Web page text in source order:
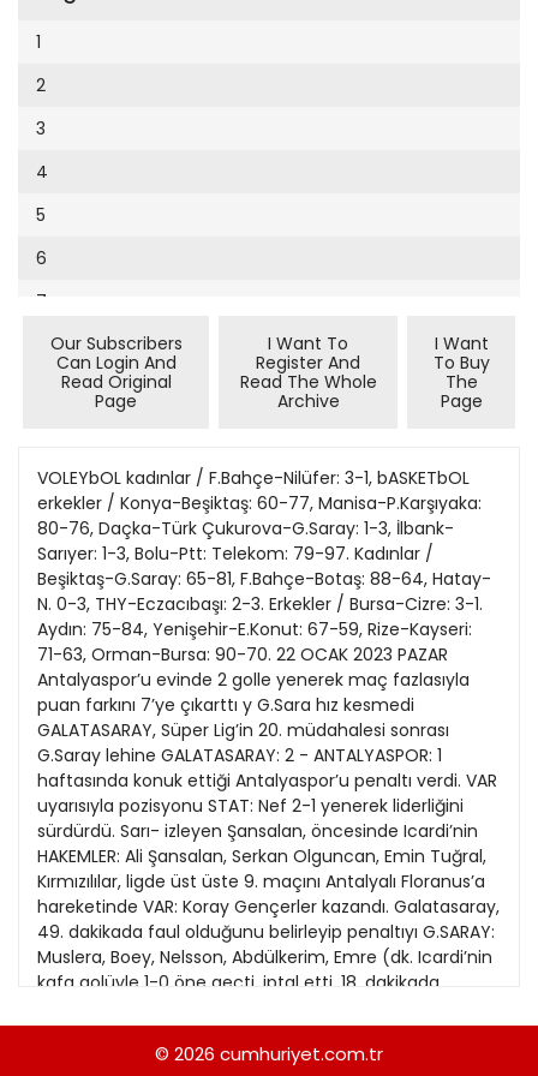
Cumhuriyet Sağlıklı Beslenme
Cumhuriyet Sokak
Cumhuriyet Spor
Cumhuriyet Strateji
Cumhuriyet Tarım
Cumhuriyet Yılbaşı
Çerçeve Eki
Dergi Eki
Ekonomi Eki
Evleniyoruz
Güney Dogu
Kitap Eki
Özel Ekler
Özel Okullar
Sevgililer Günü
Siyaset Eki
Sürdürülebilir yaşam
Turizm Eki
Yerel Yönetimler
1994
1991
1990
1989
1988
1987
1986
1985
1983
1982
1981
1980
9
10
11
12
13
14
15
16
19
20
21
22
23
24
25
26
27
28
29
30
31
1
2
3
4
5
6
7
11
12
Our Subscribers
Can Login And
Read Original
Page
I Want To
Register And
Read The Whole
Archive
I Want
To Buy
The
Page
VOLEYbOL kadınlar / F.Bahçe-Nilüfer: 3-1, bASKETbOL
erkekler / Konya-Beşiktaş: 60-77, Manisa-P.Karşıyaka:
80-76, Daçka-Türk Çukurova-G.Saray: 1-3, İlbank-
Sarıyer: 1-3, Bolu-Ptt: Telekom: 79-97. Kadınlar /
Beşiktaş-G.Saray: 65-81, F.Bahçe-Botaş: 88-64, Hatay-
N. 0-3, THY-Eczacıbaşı: 2-3. Erkekler / Bursa-Cizre: 3-1.
Aydın: 75-84, Yenişehir-E.Konut: 67-59, Rize-Kayseri:
71-63, Orman-Bursa: 90-70. 22 OCAK 2023 PAZAR
Antalyaspor’u evinde 2 golle yenerek maç fazlasıyla
puan farkını 7’ye çıkarttı y G.Sara hız kesmedi
GALATASARAY, Süper Lig’in 20. müdahalesi sonrası
G.Saray lehine GALATASARAY: 2 - ANTALYASPOR: 1
haftasında konuk ettiği Antalyaspor’u penaltı verdi. VAR
uyarısıyla pozisyonu STAT: Nef 2-1 yenerek liderliğini
sürdürdü. Sarı- izleyen Şansalan, öncesinde Icardi’nin
HAKEMLER: Ali Şansalan, Serkan Olguncan, Emin Tuğral,
Kırmızılılar, ligde üst üste 9. maçını Antalyalı Floranus’a
hareketinde VAR: Koray Gençerler kazandı. Galatasaray,
49. dakikada faul olduğunu belirleyip penaltıyı G.SARAY:
Muslera, Boey, Nelsson, Abdülkerim, Emre (dk. Icardi’nin
kafa golüyle 1-0 öne geçti. iptal etti. 18. dakikada
Rashica (dk. 79 Akdeniz ekibi 55’te L.Adriano ile 1-1
Larsson’un vuruşunda top direkten Yunus), Mertens
© 2026 cumhuriyet.com.tr